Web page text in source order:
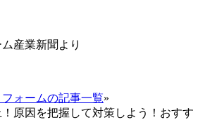
産業新聞より
ォームの記事一覧»
原因を把握して対策しよう！おすす